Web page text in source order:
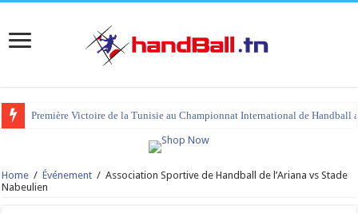
Première Victoire de la Tunisie au Championnat International de Handball
Home / Événement / Association Sportive de Handball de l’Ariana vs Stade
Nabeulien